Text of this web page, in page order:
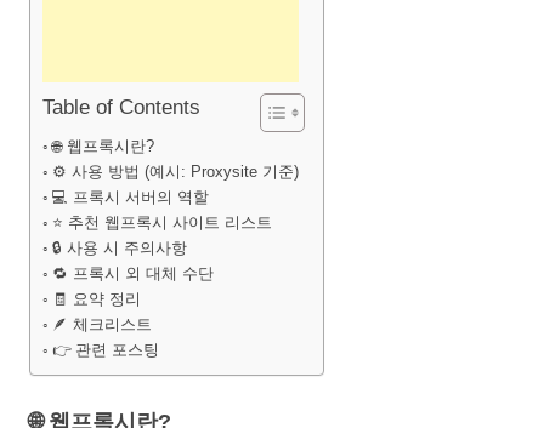
Table of Contents
🌐 웹프록시란?
⚙️ 사용 방법 (예시: Proxysite 기준)
💻 프록시 서버의 역할
⭐ 추천 웹프록시 사이트 리스트
🔒 사용 시 주의사항
🔁 프록시 외 대체 수단
🧾 요약 정리
🪶 체크리스트
👉 관련 포스팅
🌐 웹프록시란?